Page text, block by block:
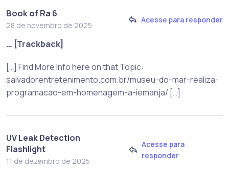
Book of Ra 6
28 de novembro de 2025
Acesse para responder
… [Trackback]
[…] Find More Info here on that Topic:
salvadorentretenimento.com.br/museu-do-mar-realiza-
programacao-em-homenagem-a-iemanja/ […]
UV Leak Detection
Flashlight
11 de dezembro de 2025
Acesse para
responder